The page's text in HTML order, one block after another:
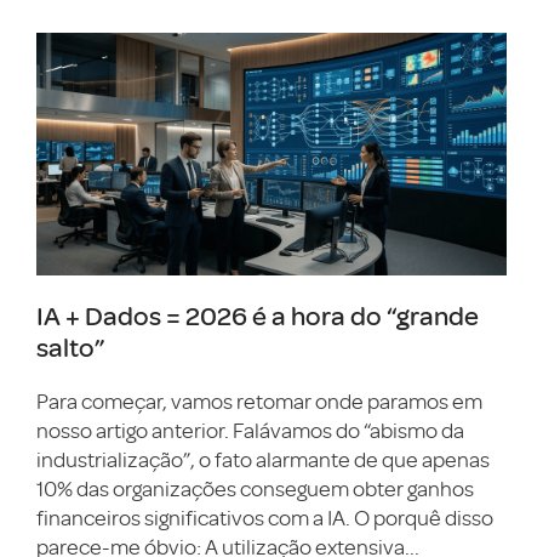
IA + Dados = 2026 é a hora do “grande
salto”
Para começar, vamos retomar onde paramos em
nosso artigo anterior. Falávamos do “abismo da
industrialização”, o fato alarmante de que apenas
10% das organizações conseguem obter ganhos
financeiros significativos com a IA. O porquê disso
parece-me óbvio: A utilização extensiva...